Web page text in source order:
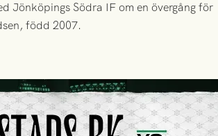
Jönköpings Södra IF om en övergång för
född 2007.